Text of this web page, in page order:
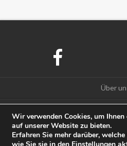
Über
Wir verwenden Cookies, um
auf unserer Website zu bieten.
Erfahren Sie mehr darüber,